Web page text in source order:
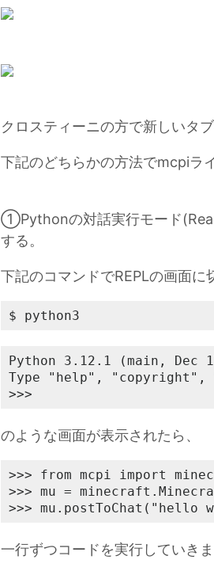
クロスティーニの方で新しいタブ
下記のどちらかの方法でmcpiラ
①Pythonの対話実行モード
する。
下記のコマンドでREPLの画面に
$ python3
Python 3.12.1 (main, Dec
Type "help",
>>>
のような画面が表示されたら、
>>> from mcpi import
>>> mu =
>>> mu.postToChat("hello
一行ずつコードを実行していきま